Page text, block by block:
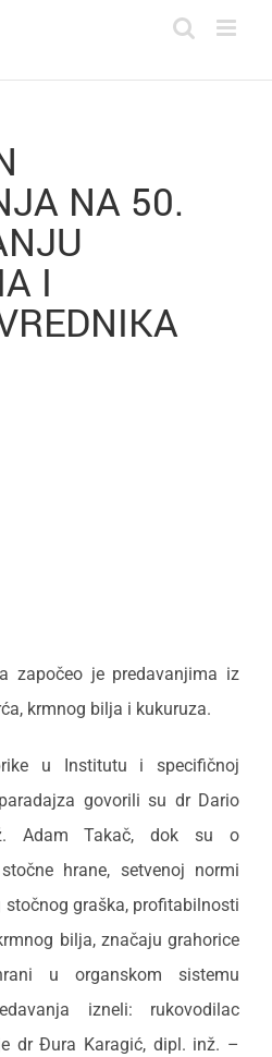
NA 50.
I
započeo je predavanjima iz
krmnog bilja i kukuruza.
u Institutu i specifičnoj
govorili su dr Dario
Adam Takač, dok su o
hrane, setvenoj normi
stočnog graška, profitabilnosti
bilja, značaju grahorice
u organskom sistemu
izneli: rukovodilac
dr Đura Karagić, dipl. inž. –